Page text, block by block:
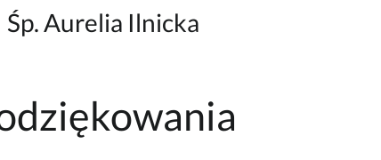
Śp. Aurelia Ilnicka